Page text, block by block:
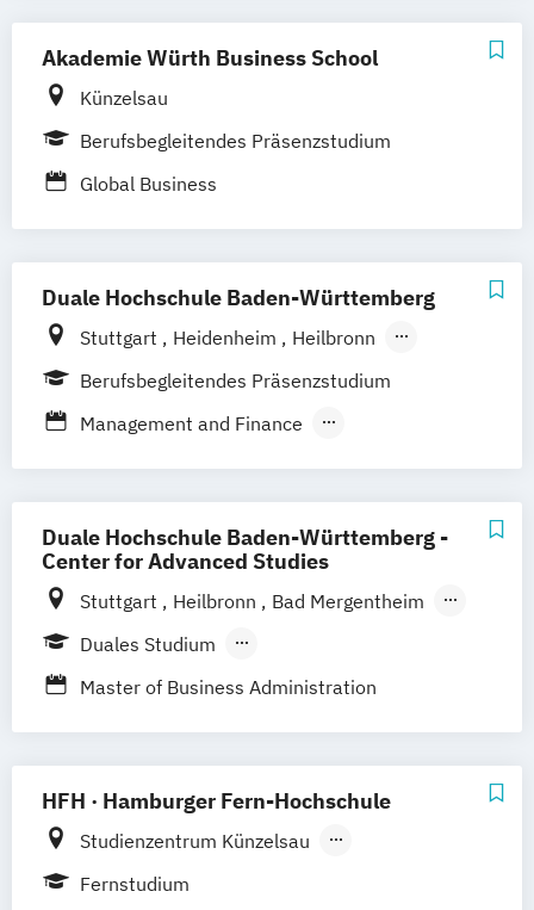
Akademie Würth Business School
Künzelsau
Berufsbegleitendes Präsenzstudium
Global Business
Duale Hochschule Baden-Württemberg
Stuttgart Heidenheim
Heilbronn
Mannheim
Ravensburg
Mosbach
Berufsbegleitendes Präsenzstudium
Management and Finance
Duale Hochschule Baden-Württemberg -
Center for Advanced Studies
Stuttgart Heilbronn
Bad Mergentheim
Friedrichshafen
Ravensburg Villingen-Schwenningen
Horb am Neckar
Duales Studium
Berufsbegleitendes Präsenzstudium
Master of Business Administration
HFH · Hamburger Fern-Hochschule
Studienzentrum Künzelsau
Studienzentrum Düsseldorf
Fernstudium